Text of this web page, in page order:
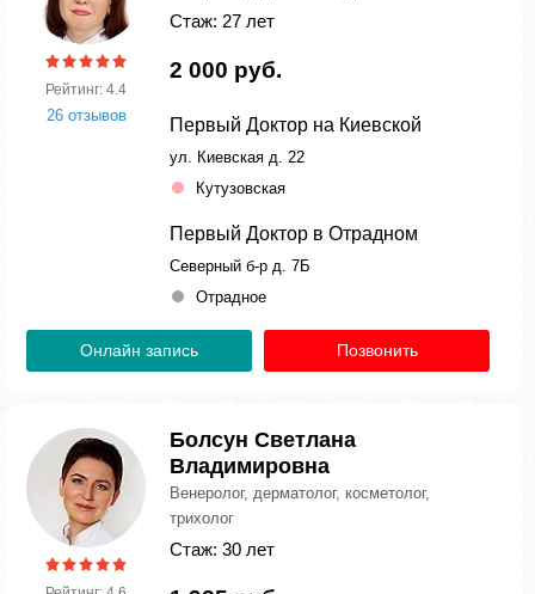
Рейтинг: 4.4
26 отзывов
Стаж: 27 лет
2 000 руб.
Первый Доктор на Киевской
ул. Киевская д. 22
Кутузовская
Первый Доктор в Отрадном
Северный б-р д. 7Б
Отрадное
Онлайн запись Позвонить
Болсун Светлана
Владимировна
Венеролог, дерматолог, косметолог,
трихолог
Стаж: 30 лет